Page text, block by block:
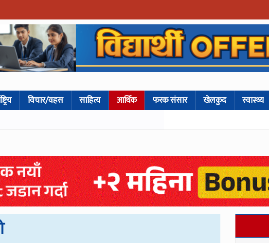
विचार/वहस साहित्य आर्थिक फरक संसार खेलकुद स्वास्थ्य